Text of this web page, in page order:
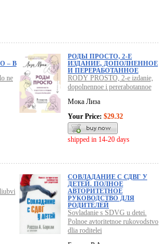
– В
ne
РОДЫ ПРОСТО, 2-Е
ИЗДАНИЕ, ДОПОЛНЕННОЕ
И ПЕРЕРАБОТАННОЕ
RODY PROSTO, 2-e izdanie,
dopolnennoe i pererabotannoe
Мока Лиза
Your Price: $29.32
shipped in 14-20 days
СОВЛАДАНИЕ С СДВГ У
ДЕТЕЙ. ПОЛНОЕ
АВТОРИТЕТНОЕ
РУКОВОДСТВО ДЛЯ
РОДИТЕЛЕЙ
Sovladanie s SDVG u detei.
Polnoe avtoritetnoe rukovodstvo
dlia roditelei